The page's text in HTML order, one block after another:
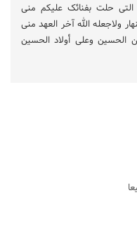
التی حلت بفنائک علیکم منی
ولاجعله الله آخر العهد منی
الحسین وعلى أولاد الحسین